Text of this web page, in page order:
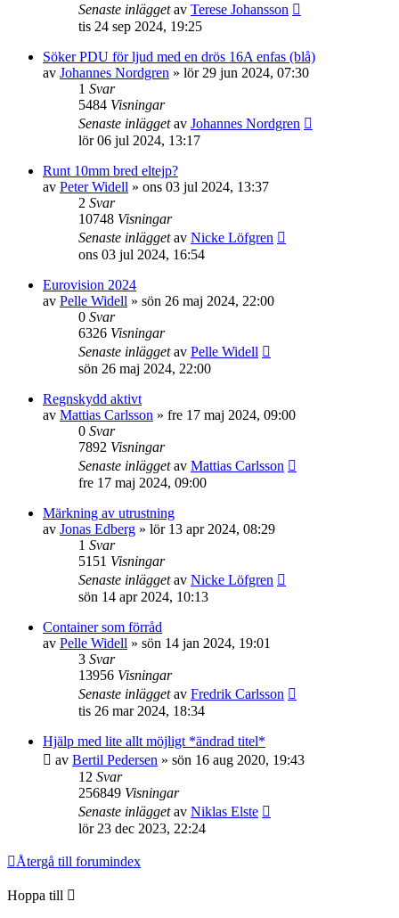
Senaste inläggetav Terese Johansson
tis 24 sep 2024, 19:25
Söker PDU för ljud med en drös 16A enfas (blå)
av Johannes Nordgren » lör 29 jun 2024, 07:30
1 Svar
5484 Visningar
Senaste inläggetav Johannes Nordgren
lör 06 jul 2024, 13:17
Runt 10mm bred eltejp?
av Peter Widell » ons 03 jul 2024, 13:37
2 Svar
10748 Visningar
Senaste inläggetav Nicke Löfgren
ons 03 jul 2024, 16:54
Eurovision 2024
av Pelle Widell » sön 26 maj 2024, 22:00
0 Svar
6326 Visningar
Senaste inläggetav Pelle Widell
sön 26 maj 2024, 22:00
Regnskydd aktivt
av Mattias Carlsson » fre 17 maj 2024, 09:00
0 Svar
7892 Visningar
Senaste inläggetav Mattias Carlsson
fre 17 maj 2024, 09:00
Märkning av utrustning
av Jonas Edberg » lör 13 apr 2024, 08:29
1 Svar
5151 Visningar
Senaste inläggetav Nicke Löfgren
sön 14 apr 2024, 10:13
Container som förråd
av Pelle Widell » sön 14 jan 2024, 19:01
3 Svar
13956 Visningar
Senaste inläggetav Fredrik Carlsson
tis 26 mar 2024, 18:34
Hjälp med lite allt möjligt *ändrad titel*
av Bertil Pedersen » sön 16 aug 2020, 19:43
12 Svar
256849 Visningar
Senaste inläggetav Niklas Elste
lör 23 dec 2023, 22:24
Återgå till forumindex
Hoppa till